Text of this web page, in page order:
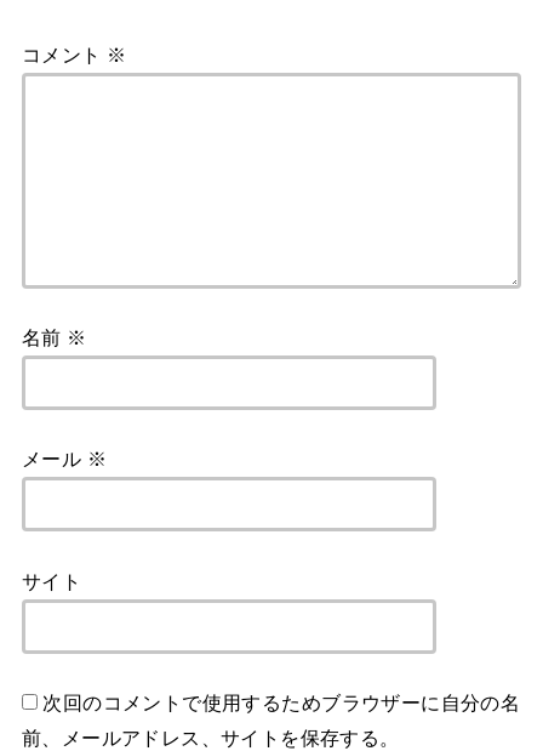
コメント ※
名前 ※
メール ※
サイト
次回のコメントで使用するためブラウザーに自分の名
前、メールアドレス、サイトを保存する。